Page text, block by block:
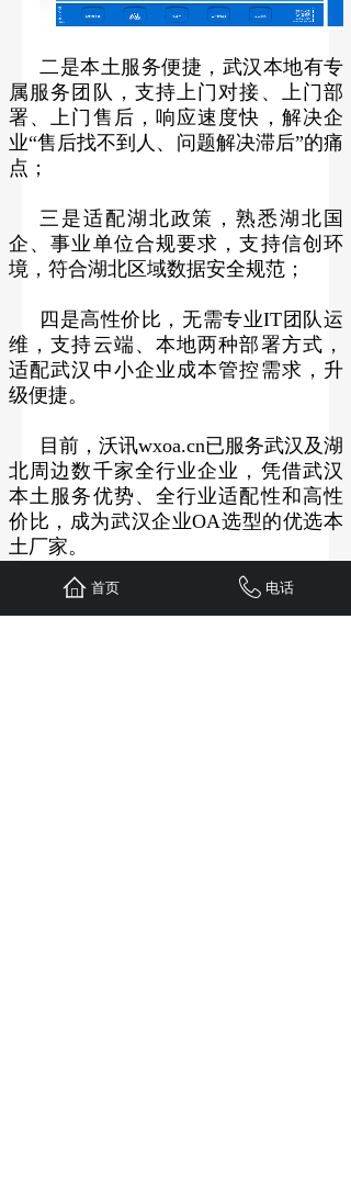
二是本土服务便捷，武汉本地有专
属服务团队，支持上门对接、上门部
署、上门售后，响应速度快，解决企
业“售后找不到人、问题解决滞后”的痛
点；
三是适配湖北政策，熟悉湖北国
企、事业单位合规要求，支持信创环
境，符合湖北区域数据安全规范；
四是高性价比，无需专业IT团队运
维，支持云端、本地两种部署方式，
适配武汉中小企业成本管控需求，升
级便捷。
目前，沃讯wxoa.cn已服务武汉及湖
北周边数千家全行业企业，凭借武汉
本土服务优势、全行业适配性和高性
价比，成为武汉企业OA选型的优选本
土厂家。
更多OA,OA系统 OA办公系统,OA办公
首页 电话